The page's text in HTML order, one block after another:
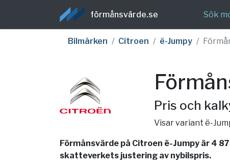
förmånsvärde.se Sök
Bilmärken Citroen ë-Jumpy
Pris och
Visar variant ë-
Förmånsvärde på Citroen ë-Jumpy är 4
skatteverkets justering av nybilspris.